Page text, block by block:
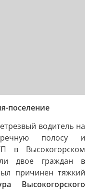
поселение
водитель на
полосу и
в Высокогорском
двое граждан в
причинен тяжкий
Высокогорского